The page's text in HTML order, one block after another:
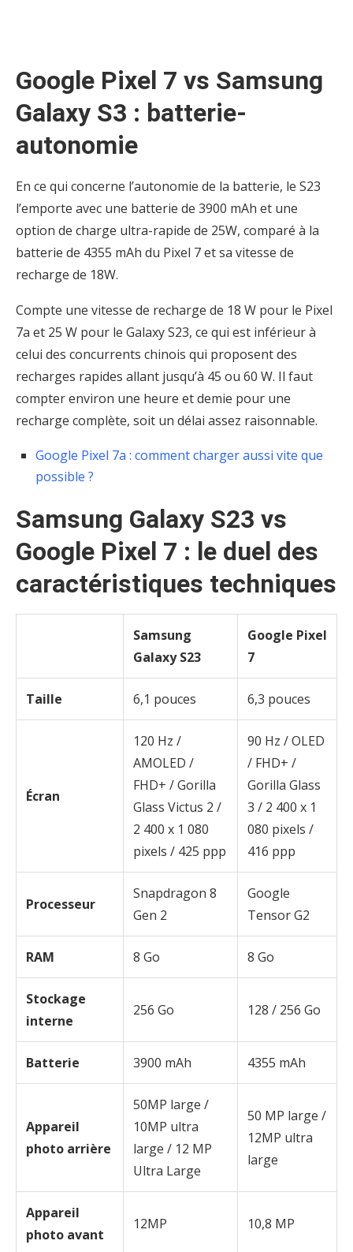
Google Pixel 7 vs Samsung
Galaxy S3 : batterie-
autonomie
En ce qui concerne l’autonomie de la batterie, le S23
l’emporte avec une batterie de 3900 mAh et une
option de charge ultra-rapide de 25W, comparé à la
batterie de 4355 mAh du Pixel 7 et sa vitesse de
recharge de 18W.
Compte une vitesse de recharge de 18 W pour le Pixel
7a et 25 W pour le Galaxy S23, ce qui est inférieur à
celui des concurrents chinois qui proposent des
recharges rapides allant jusqu’à 45 ou 60 W. Il faut
compter environ une heure et demie pour une
recharge complète, soit un délai assez raisonnable.
Google Pixel 7a : comment charger aussi vite que
possible ?
Samsung Galaxy S23 vs
Google Pixel 7 : le duel des
caractéristiques techniques
Samsung
Galaxy S23
Google Pixel
7
Taille 6,1 pouces 6,3 pouces
Écran
120 Hz /
AMOLED /
FHD+ / Gorilla
Glass Victus 2 /
2 400 x 1 080
pixels / 425 ppp
90 Hz / OLED
/ FHD+ /
Gorilla Glass
3 / 2 400 x 1
080 pixels /
416 ppp
Processeur
Snapdragon 8
Gen 2
Google
Tensor G2
RAM 8 Go 8 Go
Stockage
interne
256 Go 128 / 256 Go
Batterie 3900 mAh 4355 mAh
Appareil
photo arrière
50MP large /
10MP ultra
large / 12 MP
Ultra Large
50 MP large /
12MP ultra
large
Appareil
photo avant
12MP 10,8 MP